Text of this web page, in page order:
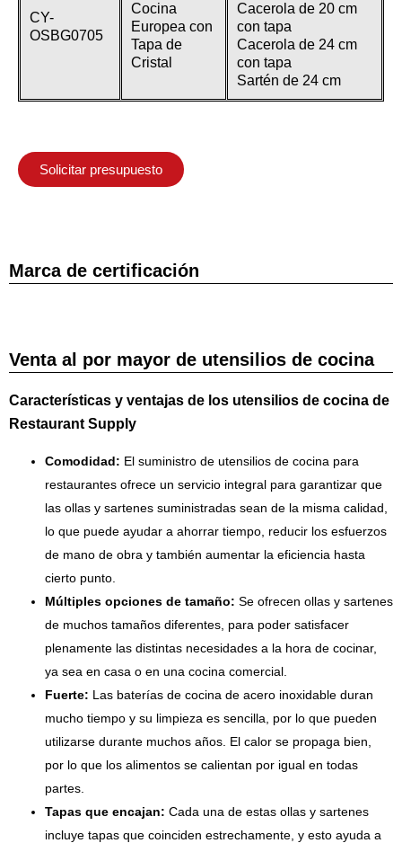
CY-
OSBG0705
Cocina
Europea con
Tapa de
Cristal
Cacerola de 20 cm
con tapa
Cacerola de 24 cm
con tapa
Sartén de 24 cm
Solicitar presupuesto
Marca de certificación
Venta al por mayor de utensilios de cocina
Características y ventajas de los utensilios de cocina de
Restaurant Supply
Comodidad: El suministro de utensilios de cocina para
restaurantes ofrece un servicio integral para garantizar que
las ollas y sartenes suministradas sean de la misma calidad,
lo que puede ayudar a ahorrar tiempo, reducir los esfuerzos
de mano de obra y también aumentar la eficiencia hasta
cierto punto.
Múltiples opciones de tamaño: Se ofrecen ollas y sartenes
de muchos tamaños diferentes, para poder satisfacer
plenamente las distintas necesidades a la hora de cocinar,
ya sea en casa o en una cocina comercial.
Fuerte: Las baterías de cocina de acero inoxidable duran
mucho tiempo y su limpieza es sencilla, por lo que pueden
utilizarse durante muchos años. El calor se propaga bien,
por lo que los alimentos se calientan por igual en todas
partes.
Tapas que encajan: Cada una de estas ollas y sartenes
incluye tapas que coinciden estrechamente, y esto ayuda a